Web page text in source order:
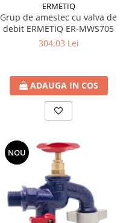
ERMETIQ
Grup de amestec cu valva de
debit ERMETIQ ER-MWS705
304,03 Lei
ADAUGA IN COS
NOU